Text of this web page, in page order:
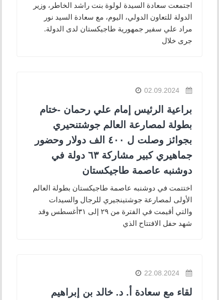
اجتمعت سعادة السيدة لولوة بنت راشد الخاطر، وزير
الدولة للتعاون الدولي، اليوم، مع سعادة السيد نور
مراد علي سفير جمهورية طاجيكستان لدى الدولة.
جرى خلال
02.09.2024
براعية الرئيس إمام علي رحمان -ختام
بطولة لمصارعة العالم جوشتنحيري
بجوائز وصلت ل ٤٠٠ الف دولار وحضور
جماهيري كبير مشاركة ٦٣ دولة في
دوشنبه عاصمة طاجيكستان
اختتمت في دوشنبه عاصمة طاجيكستان بطولة العالم
الأولى لمصارعة جوشتينجيري للرجال والسيدات
والتي أقيمت في الفترة من ٢٩ إلى ٣١أغسطس وقد
شهد حفل الافتتاح الذي
22.08.2024
لقاء مع سعادة أ. د. خالد بن إبراهيم